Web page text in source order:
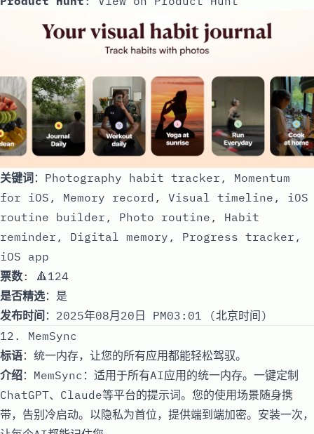
关键词：Photography habit tracker, Momentum
for iOS, Memory record, Visual timeline, iOS
routine builder, Photo routine, Habit
reminder, Digital memory, Progress tracker,
iOS app
票数: 🔺124
是否精选：是
发布时间 ：2025年08月20日 PM03:01 (北京时间)
12. MemSync
标语：统一内存，让您的所有应用都能轻松驾驭。
介绍：MemSync：适用于所有AI应用的统一内存。一键定制
ChatGPT、Claude等平台的提示词。您的使用场景随身携
带，告别冷启动。以隐私为首位，提供端到端加密。安装一次，